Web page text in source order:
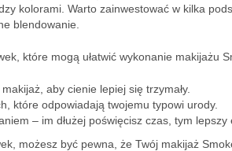
kolorami. Warto zainwestować w kilka
blendowanie.
które mogą ułatwić wykonanie makijażu
aby cienie lepiej się trzymały.
które odpowiadają twojemu typowi urody.
– im dłużej poświęcisz czas, tym lepszy
możesz być pewna, że Twój makijaż